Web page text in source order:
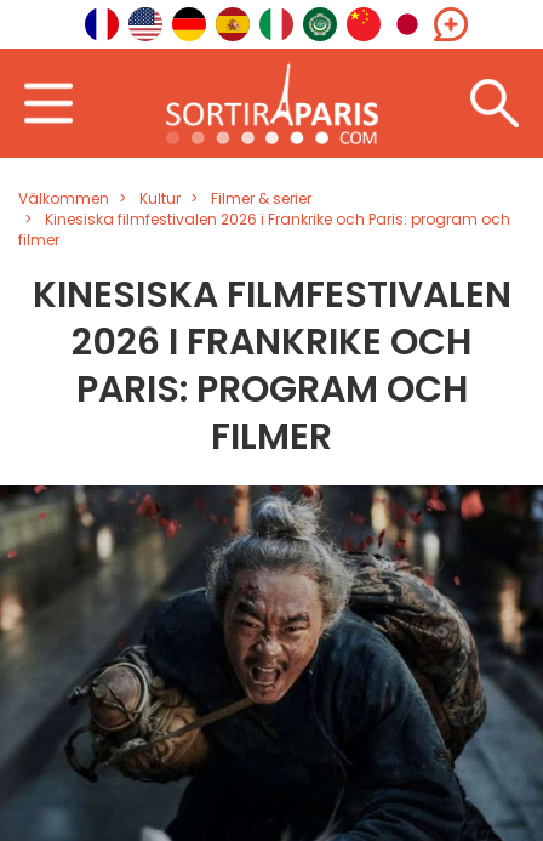
Välkommen Kultur
Filmer & serier
Kinesiska filmfestivalen 2026 i Frankrike och Paris: program och
filmer
KINESISKA FILMFESTIVALEN
2026 I FRANKRIKE OCH
PARIS: PROGRAM OCH
FILMER